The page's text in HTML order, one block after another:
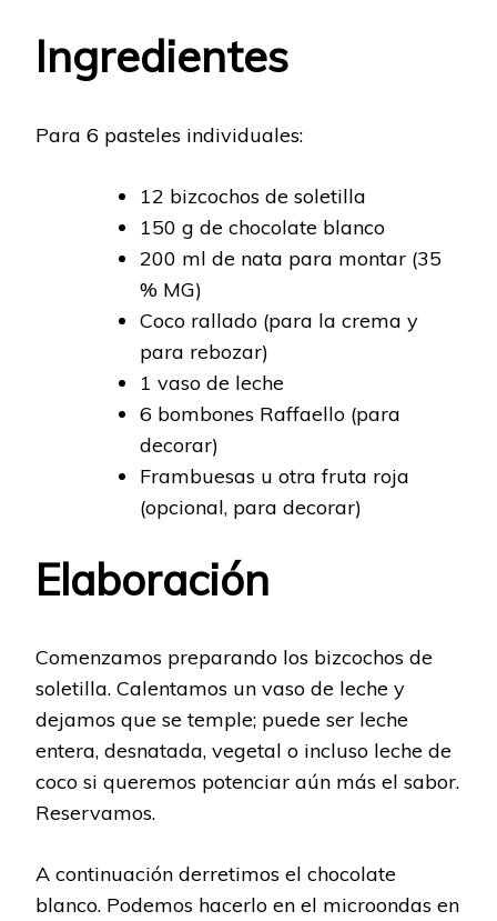
Ingredientes
Para 6 pasteles individuales:
12 bizcochos de soletilla
150 g de chocolate blanco
200 ml de nata para montar (35
% MG)
Coco rallado (para la crema y
para rebozar)
1 vaso de leche
6 bombones Raffaello (para
decorar)
Frambuesas u otra fruta roja
(opcional, para decorar)
Elaboración
Comenzamos preparando los bizcochos de
soletilla. Calentamos un vaso de leche y
dejamos que se temple; puede ser leche
entera, desnatada, vegetal o incluso leche de
coco si queremos potenciar aún más el sabor.
Reservamos.
A continuación derretimos el chocolate
blanco. Podemos hacerlo en el microondas en